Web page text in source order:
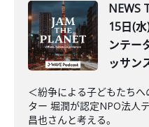
NEWS
15日(
ンテー
ッサン
＜紛争による子どもたち
ター 堀潤が認定NPO法人
昌也さんと考える。